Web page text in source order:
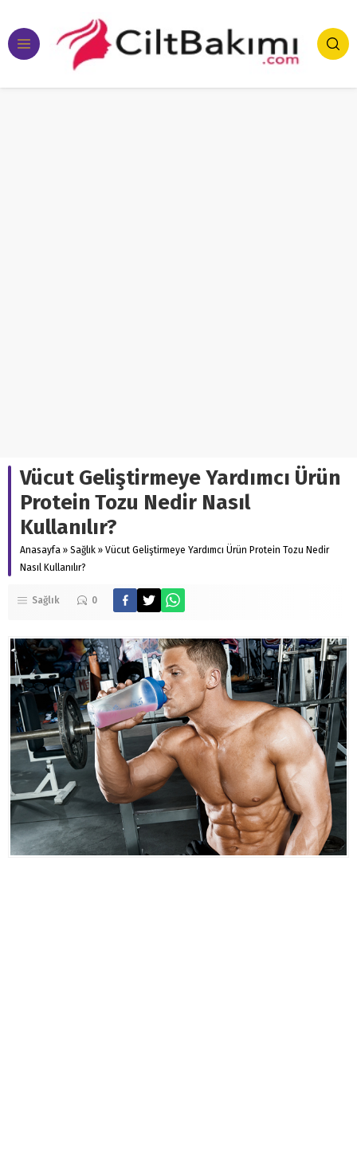
Vücut Geliştirmeye Yardımcı Ürün
Protein Tozu Nedir Nasıl
Kullanılır?
Anasayfa » Sağlık » Vücut Geliştirmeye Yardımcı Ürün Protein Tozu Nedir
Nasıl Kullanılır?
Sağlık 0